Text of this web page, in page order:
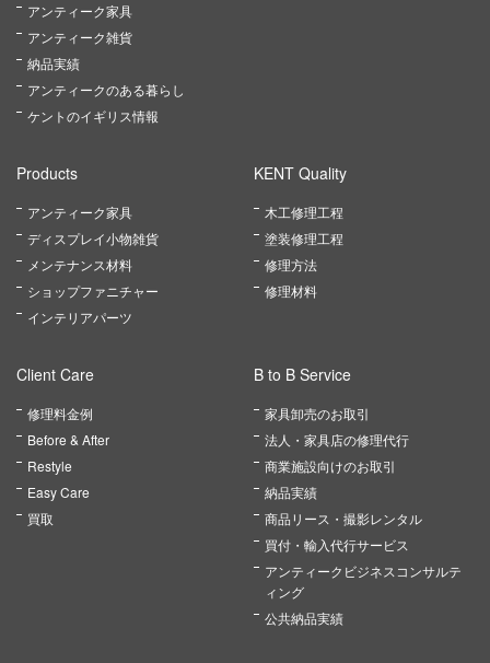
アンティーク家具
アンティーク雑貨
納品実績
アンティークのある暮らし
ケントのイギリス情報
Products
アンティーク家具
ディスプレイ小物雑貨
メンテナンス材料
ショップファニチャー
インテリアパーツ
KENT Quality
木工修理工程
塗装修理工程
修理方法
修理材料
Client Care
修理料金例
Before & After
Restyle
Easy Care
買取
B to B Service
家具卸売のお取引
法人・家具店の修理代行
商業施設向けのお取引
納品実績
商品リース・撮影レンタル
買付・輸入代行サービス
アンティークビジネスコンサルテ
ィング
公共納品実績